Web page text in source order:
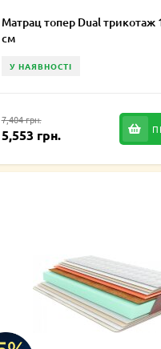
Матрац топер Dual трикотаж
см
У НАЯВНОСТІ
7,404 грн.
5,553 грн.